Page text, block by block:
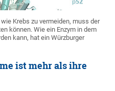
Krebs zu vermeiden, muss der
können. Wie ein Enzym in dem
kann, hat ein Würzburger
ist mehr als ihre